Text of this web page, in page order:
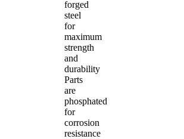
forged
steel
for
maximum
strength
and
durability
Parts
are
phosphated
for
corrosion
resistance